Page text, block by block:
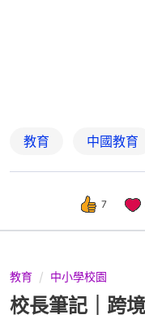
教育 中國教育
7
教育 中小學校園
校長筆記｜跨